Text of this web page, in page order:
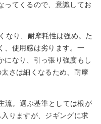
ってくるので、意識してお
なり、耐摩耗性は強め。た
、使用感は劣ります。一
になり、引っ張り強度もし
さは細くなるため、耐摩
流。選ぶ基準としては根が
りますが、ジギングに求